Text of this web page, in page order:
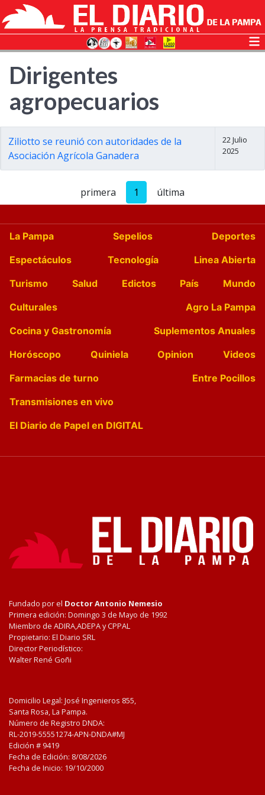
Dirigentes
agropecuarios
Ziliotto se reunió con autoridades de la
Asociación Agrícola Ganadera
22 Julio
2025
primera 1 última
La Pampa Sepelios
Deportes
Espectáculos
Tecnología
Linea Abierta
Turismo
Salud Edictos País
Mundo
Culturales
Agro La Pampa
Cocina y Gastronomía
Suplementos Anuales
Horóscopo
Quiniela Opinion
Videos
Farmacias de turno
Entre Pocillos
Transmisiones en vivo
El Diario de Papel en DIGITAL
Fundado por el Doctor Antonio Nemesio
Primera edición: Domingo 3 de Mayo de 1992
Miembro de ADIRA,ADEPA y CPPAL
Propietario: El Diario SRL
Director Periodístico:
Walter René Goñi
Domicilio Legal: José Ingenieros 855,
Santa Rosa, La Pampa.
Número de Registro DNDA:
RL-2019-55551274-APN-DNDA#MJ
Edición # 9419
Fecha de Edición: 8/08/2026
Fecha de Inicio: 19/10/2000